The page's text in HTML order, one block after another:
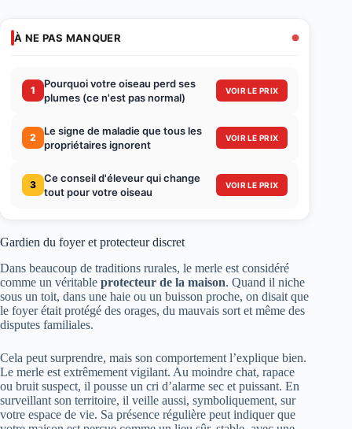
À NE PAS MANQUER
1
Pourquoi votre oiseau perd ses
plumes (ce n'est pas normal)
VOIR LE PRIX
2
Le signe de maladie que tous les
propriétaires ignorent
VOIR LE PRIX
3
Ce conseil d'éleveur qui change
tout pour votre oiseau
VOIR LE PRIX
Gardien du foyer et protecteur discret
Dans beaucoup de traditions rurales, le merle est considéré
comme un véritable protecteur de la maison. Quand il niche
sous un toit, dans une haie ou un buisson proche, on disait que
le foyer était protégé des orages, du mauvais sort et même des
disputes familiales.
Cela peut surprendre, mais son comportement l’explique bien.
Le merle est extrêmement vigilant. Au moindre chat, rapace
ou bruit suspect, il pousse un cri d’alarme sec et puissant. En
surveillant son territoire, il veille aussi, symboliquement, sur
votre espace de vie. Sa présence régulière peut indiquer que